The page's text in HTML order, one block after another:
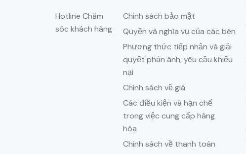
Hotline Chăm
sóc khách hàng
Chính sách bảo mật
Quyền và nghĩa vụ của các bên
Phương thức tiếp nhận và giải
quyết phản ánh, yêu cầu khiếu
nại
Chính sách về giá
Các điều kiện và hạn chế
trong việc cung cấp hàng
hóa
Chính sách về thanh toán